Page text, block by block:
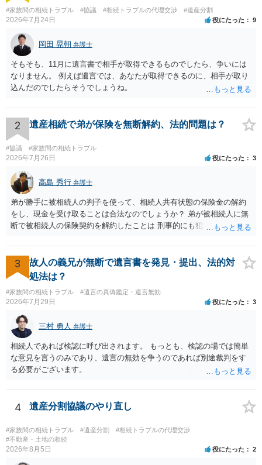
#家族間の相続トラブル #協議 #相続トラブルの代理交渉 #遺産分割
2026年7月24日 役にたった 9
岡田 晃朝 弁護士
そもそも、11月に遺言書で相手が取得できるものでしたら、争いには
なりません。 例えば遺言では、あなたが取得できるのに、相手が取り
込んだのでしたらそうでしょうね。
2 遺産相続で弟が保険を無断解約、法的問題は？
#協議 #家族間の相続トラブル
2026年7月26日 役にたった 3
高島 秀行 弁護士
弟が勝手に被相続人の判子を使って、相続人共有状態の保険金の解約
をし、現金を受け取ることは合法なのでしょうか？ 弟が被相続人に無
断で被相続人の保険契約を解約したことは 刑事的にも犯罪となる可能
された書類のコピーを取得して、弁護士に面談で詳しい事情を話して
相談 されたら良いと思います。
3
故人の義兄が無断で遺言書を発見・提出、法的対
処法は？
#家族間の相続トラブル #遺言の真偽鑑定・遺言無効
2026年7月29日 役にたった 3
三村 勇人 弁護士
相続人であれば検認に呼び出されます。 もっとも、検認の場では簡単
な意見を言うのみであり、遺言の無効を争うのであれば別途裁判をす
る必要がございます。
4 遺産分割協議のやり直し
#家族間の相続トラブル #遺産分割
#相続トラブルの代理交渉
#不動産・土地の相続
2026年8月5日 役にたった 2